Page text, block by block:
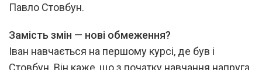
Павло Стовбун.
Замість змін — нові обмеження?
Іван навчається на першому курсі, де був і
Стовбун. Він каже, що з початку навчання напруга